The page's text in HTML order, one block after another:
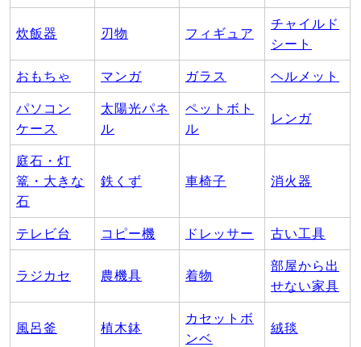
炊飯器 刃物 フィギュア
チャイルド
シート
おもちゃ マンガ ガラス ヘルメット
パソコン
ケース
太陽光パネ
ル
ペットボト
ル
レンガ
庭石・灯
篭・大きな
石
鉄くず 車椅子 消火器
テレビ台 コピー機 ドレッサー 古い工具
ラジカセ 農機具 着物
部屋から出
せない家具
風呂釜 植木鉢
カセットボ
ンベ
絨毯